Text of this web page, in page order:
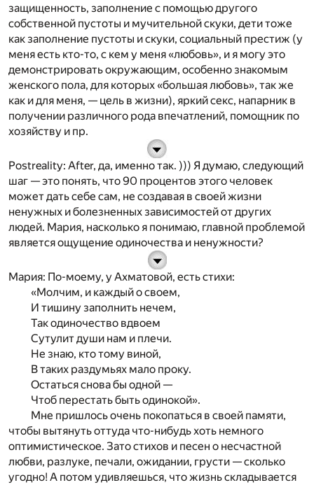
защищенность, заполнение с помощью другого
собственной пустоты и мучительной скуки, дети тоже
как заполнение пустоты и скуки, социальный престиж (у
меня есть кто-то, с кем у меня «любовь», и я могу это
демонстрировать окружающим, особенно знакомым
женского пола, для которых «большая любовь», так же
как и для меня, — цель в жизни), яркий секс, напарник в
получении различного рода впечатлений, помощник по
хозяйству и пр.
Postreality: After, да, именно так. ))) Я думаю, следующий
шаг — это понять, что 90 процентов этого человек
может дать себе сам, не создавая в своей жизни
ненужных и болезненных зависимостей от других
людей. Мария, насколько я понимаю, главной проблемой
является ощущение одиночества и ненужности?
Мария: По-моему, у Ахматовой, есть стихи:
«Молчим, и каждый о своем,
И тишину заполнить нечем,
Так одиночество вдвоем
Сутулит души нам и плечи.
Не знаю, кто тому виной,
В таких раздумьях мало проку.
Остаться снова бы одной —
Чтоб перестать быть одинокой».
Мне пришлось очень покопаться в своей памяти,
чтобы вытянуть оттуда что-нибудь хоть немного
оптимистическое. Зато стихов и песен о несчастной
любви, разлуке, печали, ожидании, грусти — сколько
угодно! А потом удивляешься, что жизнь складывается